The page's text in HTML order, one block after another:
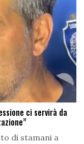
ci servirà da
di stamani a